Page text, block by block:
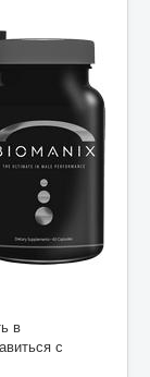
в
с